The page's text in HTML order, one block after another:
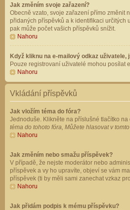
Jak změním svoje zařazení?
Obecně vzato, svoje zařazení přímo změnit
přidaných příspěvků a k identifikaci určitých
pak může počet vašich příspěvků snížit.
Nahoru
Když kliknu na e-mailový odkaz uživatele,
Pouze registrovaní uživatelé mohou posílat
Nahoru
Vkládání příspěvků
Jak vložím téma do fóra?
Jednoduše. Klikněte na příslušné tlačítko
téma do tohoto fóra, Můžete hlasovat v
Nahoru
Jak změním nebo smažu příspěvek?
V případě, že nejste moderátor nebo
příspěvek a vy ho upravíte, objeví se vám
příspěvek (ti by měli sami zanechat vzkaz
Nahoru
Jak přidám podpis k mému příspěvku?